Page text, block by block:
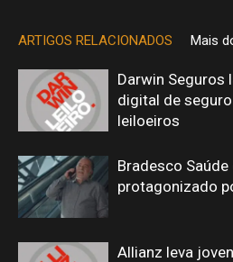
ARTIGOS RELACIONADOS Mais
Darwin Seguros
digital de
leiloeiros
Bradesco
protagonizado
Allianz leva